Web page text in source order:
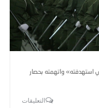
استهدفته» واتهمته بحصار
التعليقات